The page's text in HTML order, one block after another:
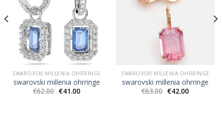
SWAROVSKI MILLENIA OHRRINGE
swarovski millenia ohrringe
€62.00 €41.00
SWAROVSKI MILLENIA OHRRINGE
swarovski millenia ohrringe
€63.00 €42.00